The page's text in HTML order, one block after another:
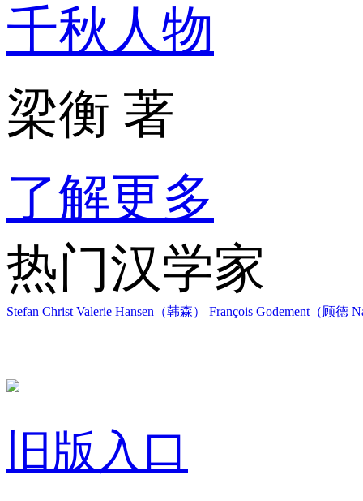
千秋人物
梁衡 著
了解更多
热门汉学家
Stefan Christ Valerie Hansen（韩森） François Godement（顾德
旧版入口